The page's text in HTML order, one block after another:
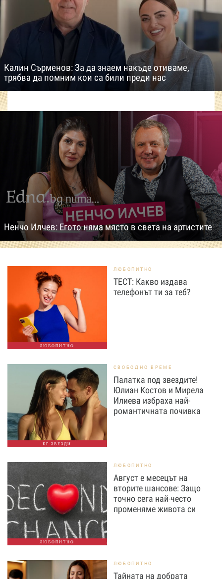
Калин Сърменов: За да знаем накъде отиваме,
трябва да помним кои са били преди нас
Ненчо Илчев: Егото няма място в света на артистите
ЛЮБОПИТНО
ЛЮБОПИТНО
ТЕСТ: Какво издава
телефонът ти за теб?
БГ ЗВЕЗДИ
СВОБОДНО ВРЕМЕ
Палатка под звездите!
Юлиан Костов и Мирела
Илиева избраха най-
романтичната почивка
ЛЮБОПИТНО
ЛЮБОПИТНО
Август е месецът на
вторите шансове: Защо
точно сега най-често
променяме живота си
ЛЮБОПИТНО
Тайната на добрата